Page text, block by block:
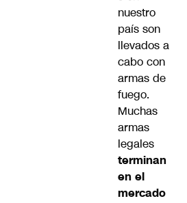
nuestro
país son
llevados a
cabo con
armas de
fuego.
Muchas
armas
legales
terminan
en el
mercado